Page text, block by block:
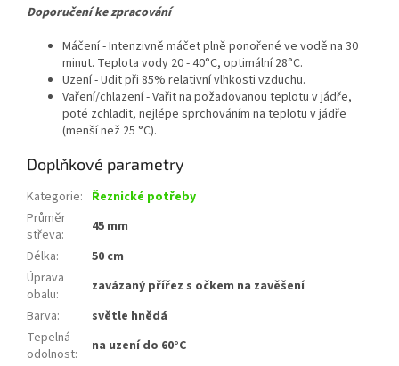
Doporučení ke zpracování
Máčení - Intenzivně máčet plně ponořené ve vodě na 30
minut. Teplota vody 20 - 40°C, optimální 28°C.
Uzení - Udit při 85% relativní vlhkosti vzduchu.
Vaření/chlazení - Vařit na požadovanou teplotu v jádře,
poté zchladit, nejlépe sprchováním na teplotu v jádře
(menší než 25 °C).
Doplňkové parametry
Kategorie: Řeznické potřeby
Průměr
střeva:
45 mm
Délka:
50 cm
Úprava
obalu:
zavázaný přířez s očkem na zavěšení
Barva:
světle hnědá
Tepelná
odolnost:
na uzení do 60°C